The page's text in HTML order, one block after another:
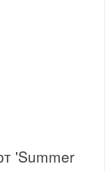
'Summer